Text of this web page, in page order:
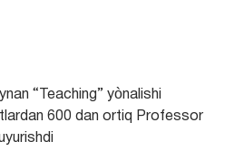
“Teaching” yònalishi
600 dan ortiq Professor